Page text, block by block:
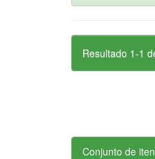
Resultado 1-1
Conjunto de